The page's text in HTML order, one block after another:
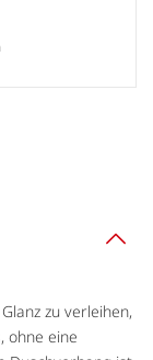
zu verleihen,
ohne eine